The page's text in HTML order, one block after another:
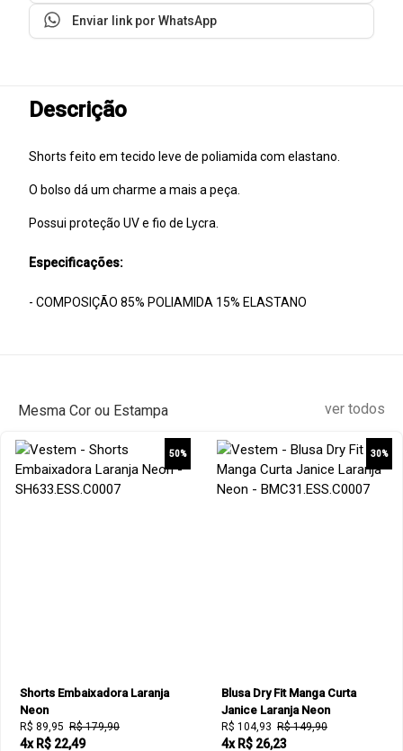
Enviar link por WhatsApp
Descrição
Shorts feito em tecido leve de poliamida com elastano.
O bolso dá um charme a mais a peça.
Possui proteção UV e fio de Lycra.
Especificações:
- COMPOSIÇÃO 85% POLIAMIDA 15% ELASTANO
Mesma Cor ou Estampa ver todos
50%
Shorts Embaixadora Laranja
Neon
R$ 89,95 R$ 179,90
4x R$ 22,49
30%
Blusa Dry Fit Manga Curta
Janice Laranja Neon
R$ 104,93 R$ 149,90
4x R$ 26,23